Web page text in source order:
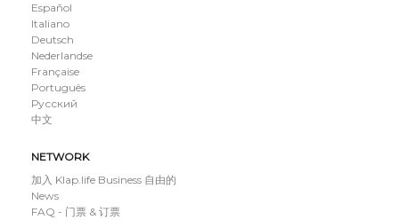
Español
Italiano
Deutsch
Nederlandse
Française
Português
Русский
中文
NETWORK
加入 Klap.life Business 自由的
News
FAQ - 门票 & 订票